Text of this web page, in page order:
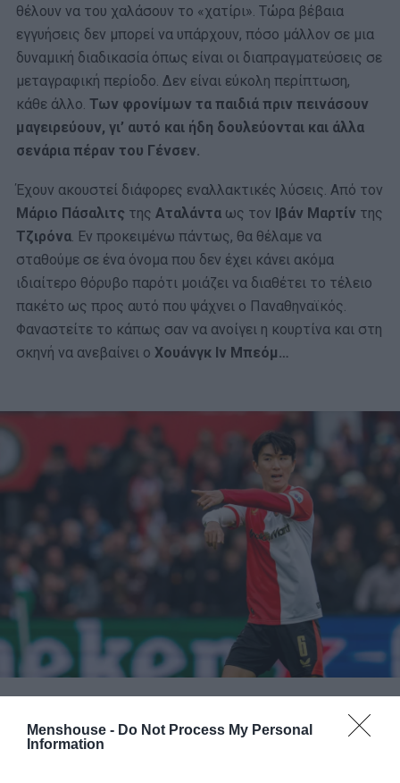
Menshouse - Do Not Process My Personal
Information
θέλουν να του χαλάσουν το «χατίρι». Τώρα βέβαια
εγγυήσεις δεν μπορεί να υπάρχουν, πόσο μάλλον σε μια
δυναμική διαδικασία όπως είναι οι διαπραγματεύσεις σε
μεταγραφική περίοδο. Δεν είναι εύκολη περίπτωση,
κάθε άλλο. Των φρονίμων τα παιδιά πριν πεινάσουν
μαγειρεύουν, γι’ αυτό και ήδη δουλεύονται και άλλα
σενάρια πέραν του Γένσεν.
Έχουν ακουστεί διάφορες εναλλακτικές λύσεις. Από τον
Μάριο Πάσαλιτς της Αταλάντα ως τον Ιβάν Μαρτίν της
Τζιρόνα. Εν προκειμένω πάντως, θα θέλαμε να
σταθούμε σε ένα όνομα που δεν έχει κάνει ακόμα
ιδιαίτερο θόρυβο παρότι μοιάζει να διαθέτει το τέλειο
πακέτο ως προς αυτό που ψάχνει ο Παναθηναϊκός.
Φαναστείτε το κάπως σαν να ανοίγει η κουρτίνα και στη
σκηνή να ανεβαίνει ο Χουάνγκ Ιν Μπεόμ…
Γιατί ο Χουάνγκ μπορεί να είναι καλύτερη